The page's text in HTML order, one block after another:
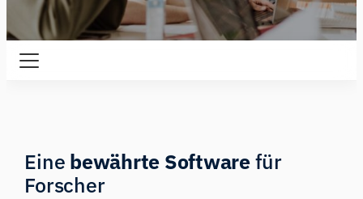
Eine bewährte Softwarefür
Forscher